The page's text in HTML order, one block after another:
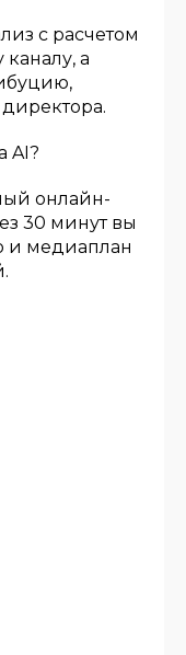
с расчетом
а
AI?
онлайн-
30 минут вы
и медиаплан